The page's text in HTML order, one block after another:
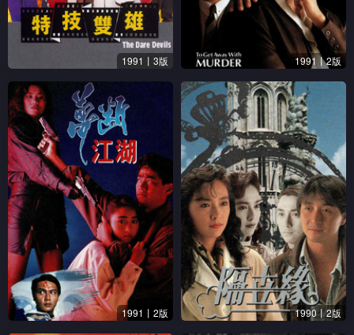
1991丨3版 1991丨2版
1991丨2版 1990丨2版